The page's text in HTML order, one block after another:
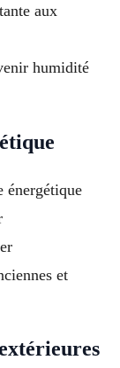
aux
humidité
énergétique
et